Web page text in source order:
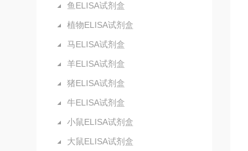
鱼ELISA试剂盒
植物ELISA试剂盒
马ELISA试剂盒
羊ELISA试剂盒
猪ELISA试剂盒
牛ELISA试剂盒
小鼠ELISA试剂盒
大鼠ELISA试剂盒